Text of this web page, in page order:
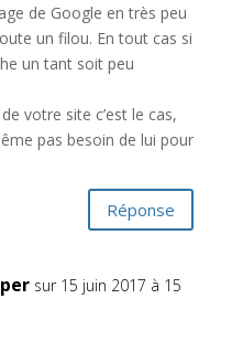
de Google en très peu
un filou. En tout cas si
un tant soit peu
votre site c’est le cas,
pas besoin de lui pour
Réponse
sur 15 juin 2017 à 15